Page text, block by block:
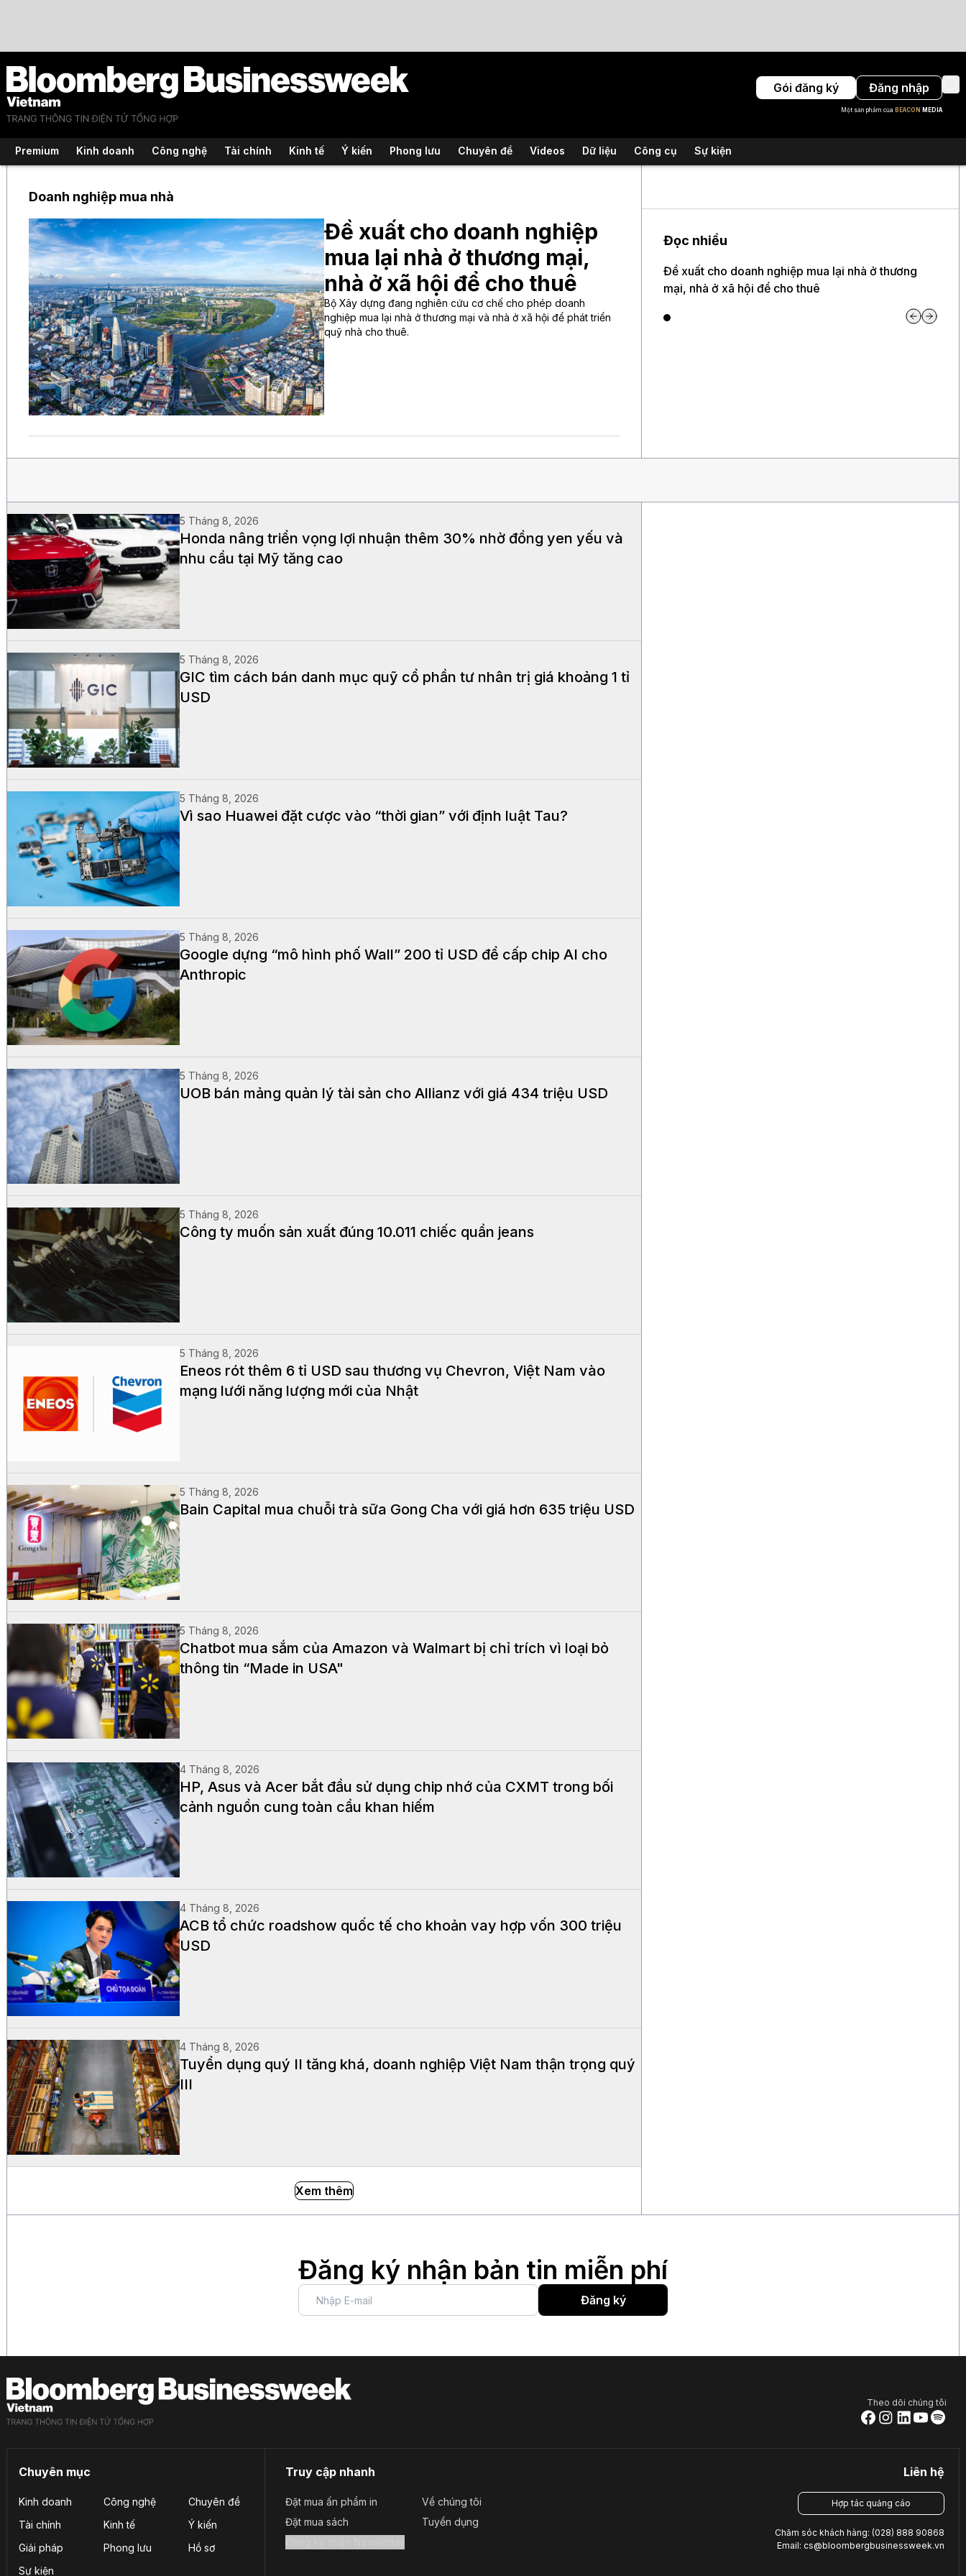
Gói đăng ký Đăng nhập
Một sản phẩm của BEACON MEDIA
Premium Kinh doanh Công nghệ Tài chính Kinh tế Ý kiến Phong lưu Chuyên đề Videos Dữ liệu Công cụ Sự kiện
Doanh nghiệp mua nhà
Đề xuất cho doanh nghiệp
mua lại nhà ở thương mại,
nhà ở xã hội để cho thuê
Bộ Xây dựng đang nghiên cứu cơ chế cho phép doanh
nghiệp mua lại nhà ở thương mại và nhà ở xã hội để phát triển
quỹ nhà cho thuê.
Đọc nhiều
Đề xuất cho doanh nghiệp mua lại nhà ở thương
mại, nhà ở xã hội để cho thuê
5 Tháng 8, 2026
Honda nâng triển vọng lợi nhuận thêm 30% nhờ đồng yen yếu và
nhu cầu tại Mỹ tăng cao
5 Tháng 8, 2026
GIC tìm cách bán danh mục quỹ cổ phần tư nhân trị giá khoảng 1 tỉ
USD
5 Tháng 8, 2026
Vì sao Huawei đặt cược vào “thời gian” với định luật Tau?
5 Tháng 8, 2026
Google dựng “mô hình phố Wall” 200 tỉ USD để cấp chip AI cho
Anthropic
5 Tháng 8, 2026
UOB bán mảng quản lý tài sản cho Allianz với giá 434 triệu USD
5 Tháng 8, 2026
Công ty muốn sản xuất đúng 10.011 chiếc quần jeans
5 Tháng 8, 2026
Eneos rót thêm 6 tỉ USD sau thương vụ Chevron, Việt Nam vào
mạng lưới năng lượng mới của Nhật
5 Tháng 8, 2026
Bain Capital mua chuỗi trà sữa Gong Cha với giá hơn 635 triệu USD
5 Tháng 8, 2026
Chatbot mua sắm của Amazon và Walmart bị chỉ trích vì loại bỏ
thông tin “Made in USA"
4 Tháng 8, 2026
HP, Asus và Acer bắt đầu sử dụng chip nhớ của CXMT trong bối
cảnh nguồn cung toàn cầu khan hiếm
4 Tháng 8, 2026
ACB tổ chức roadshow quốc tế cho khoản vay hợp vốn 300 triệu
USD
4 Tháng 8, 2026
Tuyển dụng quý II tăng khá, doanh nghiệp Việt Nam thận trọng quý
III
Xem thêm
Đăng ký nhận bản tin miễn phí
Đăng ký
Theo dõi chúng tôi
Chuyên mục
Kinh doanh Công nghệ
Chuyên đề
Tài chính
Kinh tế
Ý kiến
Giải pháp
Phong lưu
Hồ sơ
Sự kiện
Truy cập nhanh
Đặt mua ấn phẩm in
Đặt mua sách
Về chúng tôi
Tuyển dụng
Liên hệ
Hợp tác quảng cáo
Chăm sóc khách hàng: (028) 888 90868
Email: cs@bloombergbusinessweek.vn